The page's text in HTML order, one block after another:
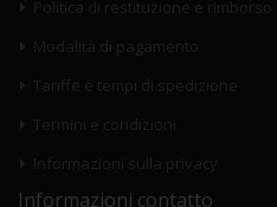
Politica di restituzione e rimborso
Modalità di pagamento
Tariffe e tempi di spedizione
Termini e condizioni
Informazioni sulla privacy
Informazioni contatto